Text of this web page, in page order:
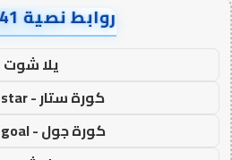
روابط نصية AA90141
يلا شوت
كورة ستار - koora-star
كورة جول - koora-goal